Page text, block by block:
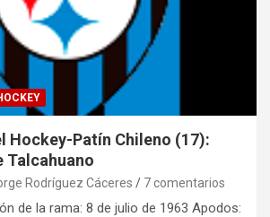
Hockey-Patín Chileno (17):
Talcahuano
Rodríguez Cáceres 7 comentarios
de la rama: 8 de julio de 1963 Apodos: